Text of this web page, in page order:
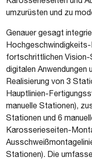
umzurüsten und zu
Genauer gesagt
fortschrittlichen
digitalen Anwendungen
Realisierung von 3
Hauptlinien-
manuelle Stationen),
Stationen und 6
Karosserieseiten-
Stationen). Die